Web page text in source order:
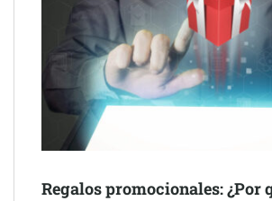
Schaeffler mejora su rentabilidad en el
NOVA: innovación y diseño que
mano de Tormo Franquicias
Regalos promocionales: ¿Por